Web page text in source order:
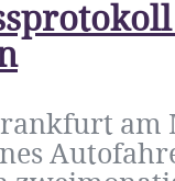
am